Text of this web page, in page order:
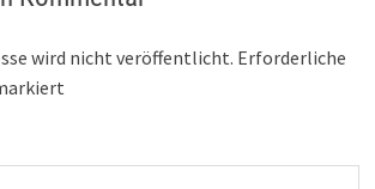
wird nicht veröffentlicht. Erforderliche